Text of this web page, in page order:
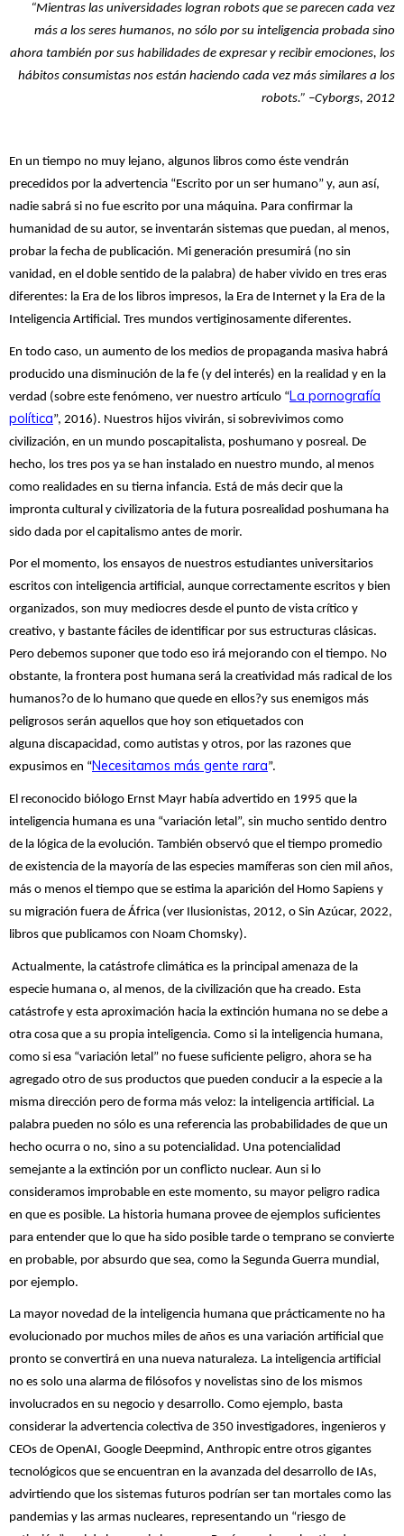
“Mientras las universidades logran robots que se parecen cada vez
más a los seres humanos, no sólo por su inteligencia probada sino
ahora también por sus habilidades de expresar y recibir emociones, los
hábitos consumistas nos están haciendo cada vez más similares a los
robots.” –Cyborgs, 2012
En un tiempo no muy lejano, algunos libros como éste vendrán
precedidos por la advertencia “Escrito por un ser humano” y, aun así,
nadie sabrá si no fue escrito por una máquina. Para confirmar la
humanidad de su autor, se inventarán sistemas que puedan, al menos,
probar la fecha de publicación. Mi generación presumirá (no sin
vanidad, en el doble sentido de la palabra) de haber vivido en tres eras
diferentes: la Era de los libros impresos, la Era de Internet y la Era de la
Inteligencia Artificial. Tres mundos vertiginosamente diferentes.
En todo caso, un aumento de los medios de propaganda masiva habrá
producido una disminución de la fe (y del interés) en la realidad y en la
verdad (sobre este fenómeno, ver nuestro artículo “La pornografía
política”, 2016). Nuestros hijos vivirán, si sobrevivimos como
civilización, en un mundo poscapitalista, poshumano y posreal. De
hecho, los tres pos ya se han instalado en nuestro mundo, al menos
como realidades en su tierna infancia. Está de más decir que la
impronta cultural y civilizatoria de la futura posrealidad poshumana ha
sido dada por el capitalismo antes de morir.
Por el momento, los ensayos de nuestros estudiantes universitarios
escritos con inteligencia artificial, aunque correctamente escritos y bien
organizados, son muy mediocres desde el punto de vista crítico y
creativo, y bastante fáciles de identificar por sus estructuras clásicas.
Pero debemos suponer que todo eso irá mejorando con el tiempo. No
obstante, la frontera post humana será la creatividad más radical de los
humanos?o de lo humano que quede en ellos?y sus enemigos más
peligrosos serán aquellos que hoy son etiquetados con
alguna discapacidad, como autistas y otros, por las razones que
expusimos en “Necesitamos más gente rara”.
El reconocido biólogo Ernst Mayr había advertido en 1995 que la
inteligencia humana es una “variación letal”, sin mucho sentido dentro
de la lógica de la evolución. También observó que el tiempo promedio
de existencia de la mayoría de las especies mamíferas son cien mil años,
más o menos el tiempo que se estima la aparición del Homo Sapiens y
su migración fuera de África (ver Ilusionistas, 2012, o Sin Azúcar, 2022,
libros que publicamos con Noam Chomsky).
Actualmente, la catástrofe climática es la principal amenaza de la
especie humana o, al menos, de la civilización que ha creado. Esta
catástrofe y esta aproximación hacia la extinción humana no se debe a
otra cosa que a su propia inteligencia. Como si la inteligencia humana,
como si esa “variación letal” no fuese suficiente peligro, ahora se ha
agregado otro de sus productos que pueden conducir a la especie a la
misma dirección pero de forma más veloz: la inteligencia artificial. La
palabra pueden no sólo es una referencia las probabilidades de que un
hecho ocurra o no, sino a su potencialidad. Una potencialidad
semejante a la extinción por un conflicto nuclear. Aun si lo
consideramos improbable en este momento, su mayor peligro radica
en que es posible. La historia humana provee de ejemplos suficientes
para entender que lo que ha sido posible tarde o temprano se convierte
en probable, por absurdo que sea, como la Segunda Guerra mundial,
por ejemplo.
La mayor novedad de la inteligencia humana que prácticamente no ha
evolucionado por muchos miles de años es una variación artificial que
pronto se convertirá en una nueva naturaleza. La inteligencia artificial
no es solo una alarma de filósofos y novelistas sino de los mismos
involucrados en su negocio y desarrollo. Como ejemplo, basta
considerar la advertencia colectiva de 350 investigadores, ingenieros y
CEOs de OpenAI, Google Deepmind, Anthropic entre otros gigantes
tecnológicos que se encuentran en la avanzada del desarrollo de IAs,
advirtiendo que los sistemas futuros podrían ser tan mortales como las
pandemias y las armas nucleares, representando un “riesgo de